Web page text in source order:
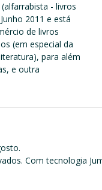
- livros
2011 e está
de livros
(em especial da
para além
e outra
Com tecnologia